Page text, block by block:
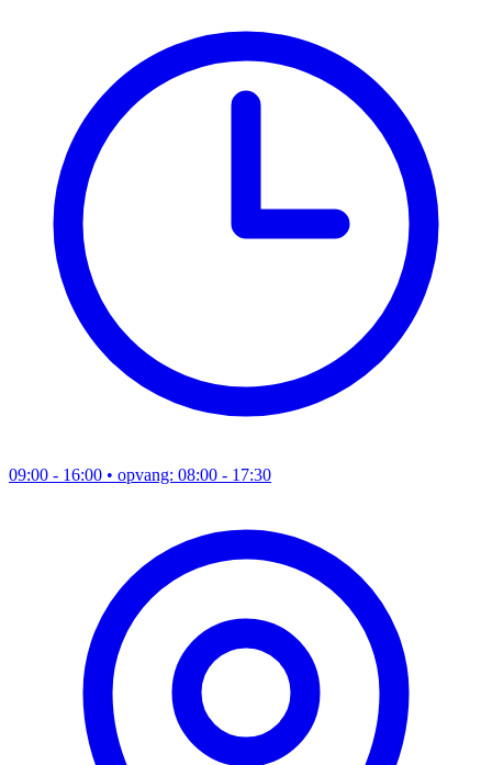
09:00 - 16:00 • opvang: 08:00 - 17:30